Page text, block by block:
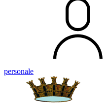
personale